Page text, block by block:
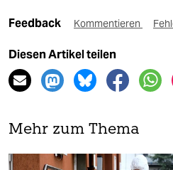
Feedback Kommentieren
Diesen Artikel teilen
Mehr zum Thema